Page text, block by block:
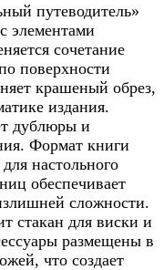
путеводитель»
элементами
сочетание
поверхности
крашеный обрез,
издания.
дублюры и
Формат книги
настольного
обеспечивает
сложности.
стакан для виски и
размещены в
что создает